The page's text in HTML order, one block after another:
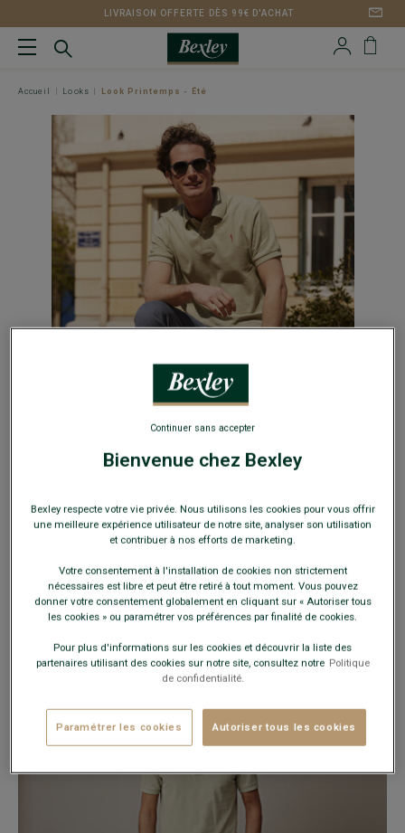
LIVRAISON OFFERTE DÈS 99€ D'ACHAT
Accueil Looks Look Printemps - Été
Bienvenue chez Bexley
Bexley respecte votre vie privée. Nous utilisons les cookies pour vous offrir
une meilleure expérience utilisateur de notre site, analyser son utilisation
et contribuer à nos efforts de marketing.
Votre consentement à l'installation de cookies non strictement
nécessaires est libre et peut être retiré à tout moment. Vous pouvez
donner votre consentement globalement en cliquant sur « Autoriser tous
les cookies » ou paramétrer vos préférences par finalité de cookies.
Pour plus d'informations sur les cookies et découvrir la liste des
partenaires utilisant des cookies sur notre site, consultez notre Politique
de confidentialité.
Paramétrer les cookies Autoriser tous les cookies
Continuer sans accepter